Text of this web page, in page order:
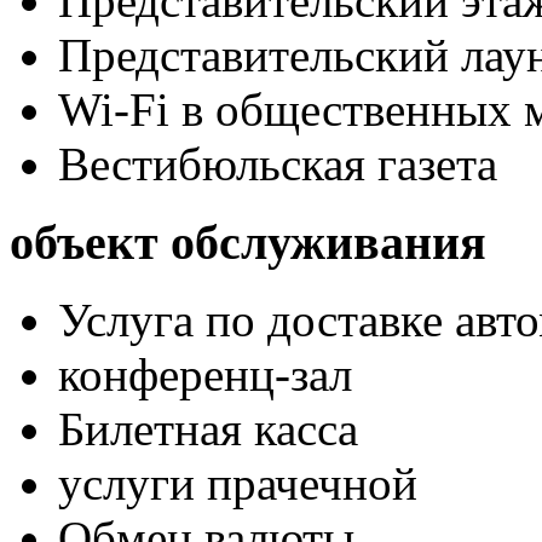
Представительский
Wi-Fi в общественных
Вестибюльская газета
объект обслуживания
Услуга по доставке
конференц-зал
Билетная касса
услуги прачечной